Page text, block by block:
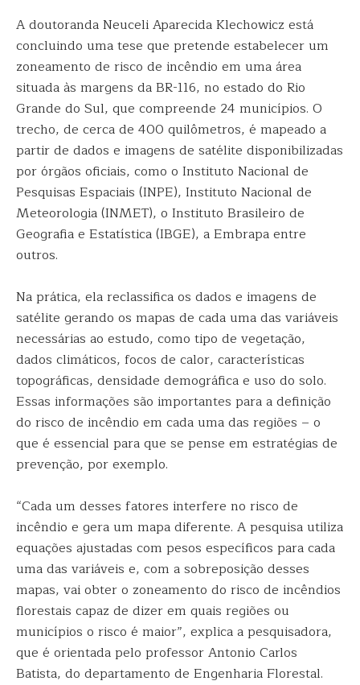
A doutoranda Neuceli Aparecida Klechowicz está
concluindo uma tese que pretende estabelecer um
zoneamento de risco de incêndio em uma área
situada às margens da BR-116, no estado do Rio
Grande do Sul, que compreende 24 municípios. O
trecho, de cerca de 400 quilômetros, é mapeado a
partir de dados e imagens de satélite disponibilizadas
por órgãos oficiais, como o Instituto Nacional de
Pesquisas Espaciais (INPE), Instituto Nacional de
Meteorologia (INMET), o Instituto Brasileiro de
Geografia e Estatística (IBGE), a Embrapa entre
outros.
Na prática, ela reclassifica os dados e imagens de
satélite gerando os mapas de cada uma das variáveis
necessárias ao estudo, como tipo de vegetação,
dados climáticos, focos de calor, características
topográficas, densidade demográfica e uso do solo.
Essas informações são importantes para a definição
do risco de incêndio em cada uma das regiões – o
que é essencial para que se pense em estratégias de
prevenção, por exemplo.
“Cada um desses fatores interfere no risco de
incêndio e gera um mapa diferente. A pesquisa utiliza
equações ajustadas com pesos específicos para cada
uma das variáveis e, com a sobreposição desses
mapas, vai obter o zoneamento do risco de incêndios
florestais capaz de dizer em quais regiões ou
municípios o risco é maior”, explica a pesquisadora,
que é orientada pelo professor Antonio Carlos
Batista, do departamento de Engenharia Florestal.